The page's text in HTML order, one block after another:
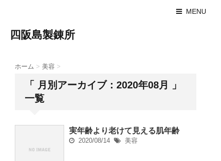
MENU
四阪島製錬所
ホーム > 美容 >
「 月別アーカイブ：2020年08月 」
一覧
実年齢より老けて見える肌年齢
2020/08/14 美容